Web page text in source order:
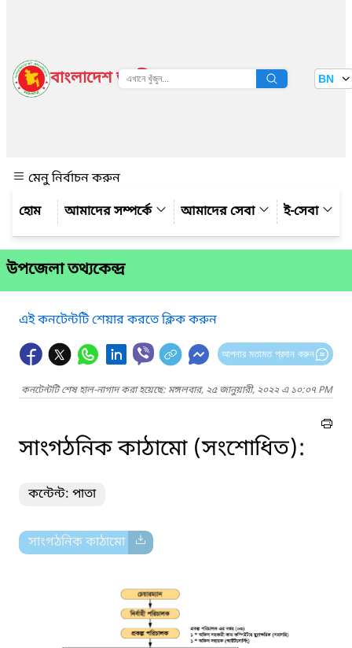
বাংলাদেশ জাতীয় তথ্য বাতায়ন BN
মেনু নির্বাচন করুন
আমাদের সম্পর্কে
আমাদের সেবা ই-সেবা
উপজেলা তথ্যকেন্দ্র
এই কনটেন্টটি শেয়ার করতে ক্লিক করুন
আপনার মতামত প্রদান করুন
কনটেন্টটি শেষ হাল-নাগাদ করা হয়েছে: মঙ্গলবার, ২৫ জানুয়ারী, ২০২২ এ ১০:০৭ PM
সাংগঠনিক কাঠামো (সংশোধিত):
কন্টেন্ট: পাতা
সাংগঠনিক কাঠামো